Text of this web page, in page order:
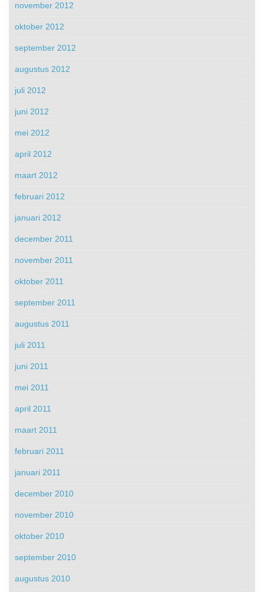
november 2012
oktober 2012
september 2012
augustus 2012
juli 2012
juni 2012
mei 2012
april 2012
maart 2012
februari 2012
januari 2012
december 2011
november 2011
oktober 2011
september 2011
augustus 2011
juli 2011
juni 2011
mei 2011
april 2011
maart 2011
februari 2011
januari 2011
december 2010
november 2010
oktober 2010
september 2010
augustus 2010